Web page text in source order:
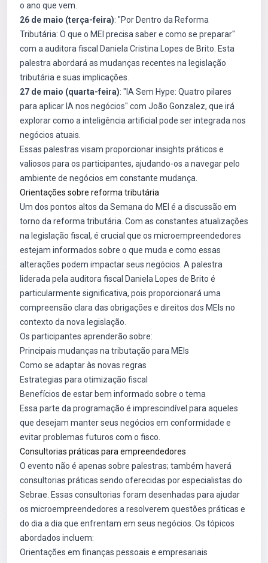
o ano que vem.
26 de maio (terça-feira): "Por Dentro da Reforma
Tributária: O que o MEI precisa saber e como se preparar"
com a auditora fiscal Daniela Cristina Lopes de Brito. Esta
palestra abordará as mudanças recentes na legislação
tributária e suas implicações.
27 de maio (quarta-feira): "IA Sem Hype: Quatro pilares
para aplicar IA nos negócios" com João Gonzalez, que irá
explorar como a inteligência artificial pode ser integrada nos
negócios atuais.
Essas palestras visam proporcionar insights práticos e
valiosos para os participantes, ajudando-os a navegar pelo
ambiente de negócios em constante mudança.
Orientações sobre reforma tributária
Um dos pontos altos da Semana do MEI é a discussão em
torno da reforma tributária. Com as constantes atualizações
na legislação fiscal, é crucial que os microempreendedores
estejam informados sobre o que muda e como essas
alterações podem impactar seus negócios. A palestra
liderada pela auditora fiscal Daniela Lopes de Brito é
particularmente significativa, pois proporcionará uma
compreensão clara das obrigações e direitos dos MEIs no
contexto da nova legislação.
Os participantes aprenderão sobre:
Principais mudanças na tributação para MEIs
Como se adaptar às novas regras
Estrategias para otimização fiscal
Benefícios de estar bem informado sobre o tema
Essa parte da programação é imprescindível para aqueles
que desejam manter seus negócios em conformidade e
evitar problemas futuros com o fisco.
Consultorias práticas para empreendedores
O evento não é apenas sobre palestras; também haverá
consultorias práticas sendo oferecidas por especialistas do
Sebrae. Essas consultorias foram desenhadas para ajudar
os microempreendedores a resolverem questões práticas e
do dia a dia que enfrentam em seus negócios. Os tópicos
abordados incluem:
Orientações em finanças pessoais e empresariais